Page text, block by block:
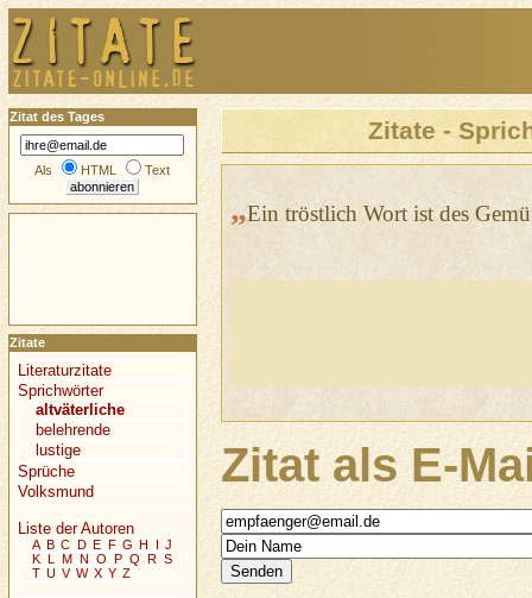
Zitate -
„Ein tröstlich Wort ist des
Zitat als E-
Zitat des Tages
Als HTML Text
Zitate
Literaturzitate
Sprichwörter
altväterliche
belehrende
lustige
Sprüche
Volksmund
Liste der Autoren
A B C D E F G H I J
K L M N O P Q R S
T U V W X Y Z